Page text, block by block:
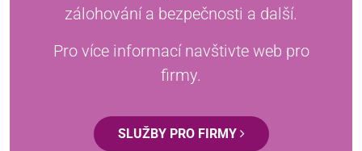
zálohování a bezpečnosti a další.
Pro více informací navštivte web pro
firmy.
SLUŽBY PRO FIRMY